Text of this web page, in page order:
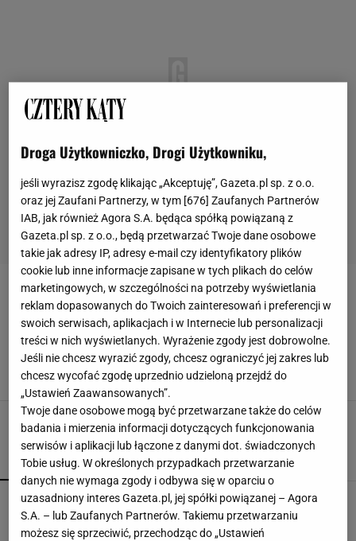
DEKORACJE NA WIELKANOC
Pisanki na 10 sposobów. Pomysły na pisanki
DIY - zrób to sam
DEKORACJE NA WIELKANOC DEKORACJE WIELKANOCNE
DIY
JAJKA NA WIELKANOC OZDOBY
POPULARNE NAJNOWSZE
Kompaktowa bieżnia do małego mieszkania.
Ten sprzęt mieści się pod łóżko
Droga Użytkowniczko, Drogi Użytkowniku,
jeśli wyrazisz zgodę klikając „Akceptuję”, Gazeta.pl sp. z o.o.
oraz jej Zaufani Partnerzy, w tym [ 676 ] Zaufanych Partnerów
IAB, jak również Agora S.A. będąca spółką powiązaną z
Gazeta.pl sp. z o.o., będą przetwarzać Twoje dane osobowe
takie jak adresy IP, adresy e-mail czy identyfikatory plików
cookie lub inne informacje zapisane w tych plikach do celów
marketingowych, w szczególności na potrzeby wyświetlania
reklam dopasowanych do Twoich zainteresowań i preferencji w
swoich serwisach, aplikacjach i w Internecie lub personalizacji
treści w nich wyświetlanych. Wyrażenie zgody jest dobrowolne.
Jeśli nie chcesz wyrazić zgody, chcesz ograniczyć jej zakres lub
chcesz wycofać zgodę uprzednio udzieloną przejdź do
„Ustawień Zaawansowanych”.
Twoje dane osobowe mogą być przetwarzane także do celów
badania i mierzenia informacji dotyczących funkcjonowania
serwisów i aplikacji lub łączone z danymi dot. świadczonych
Tobie usług. W określonych przypadkach przetwarzanie
danych nie wymaga zgody i odbywa się w oparciu o
uzasadniony interes Gazeta.pl, jej spółki powiązanej – Agora
S.A. – lub Zaufanych Partnerów. Takiemu przetwarzaniu
możesz się sprzeciwić, przechodząc do „Ustawień